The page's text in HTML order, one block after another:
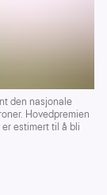
den nasjonale
Hovedpremien
estimert til å bli